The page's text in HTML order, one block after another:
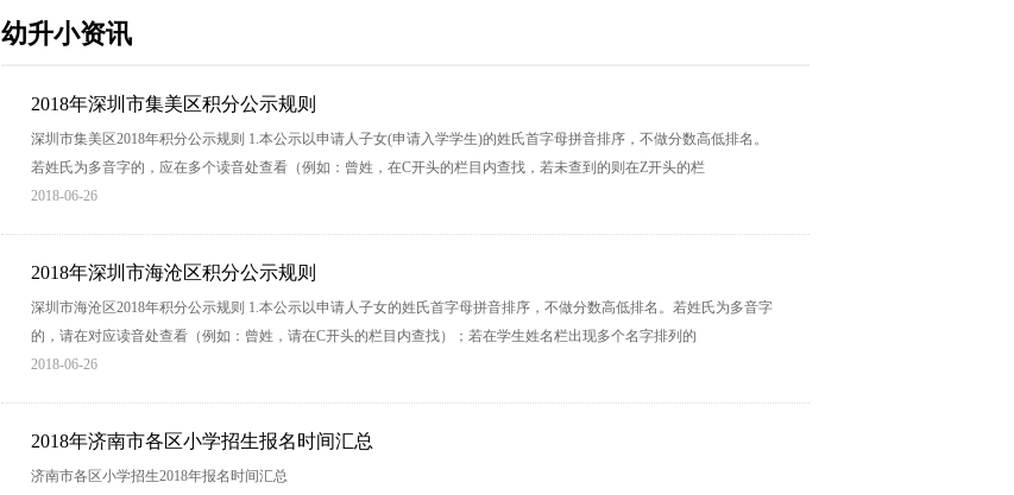
幼升小资讯
2018年深圳市集美区积分公示规则
深圳市集美区2018年积分公示规则 1.本公示以申请人子女(申请入学学生)的姓氏首字母拼音排序，不做分数高低排名。
若姓氏为多音字的，应在多个读音处查看（例如：曾姓，在C开头的栏目内查找，若未查到的则在Z开头的栏
2018-06-26
2018年深圳市海沧区积分公示规则
深圳市海沧区2018年积分公示规则 1.本公示以申请人子女的姓氏首字母拼音排序，不做分数高低排名。若姓氏为多音字
的，请在对应读音处查看（例如：曾姓，请在C开头的栏目内查找）；若在学生姓名栏出现多个名字排列的
2018-06-26
2018年济南市各区小学招生报名时间汇总
济南市各区小学招生2018年报名时间汇总